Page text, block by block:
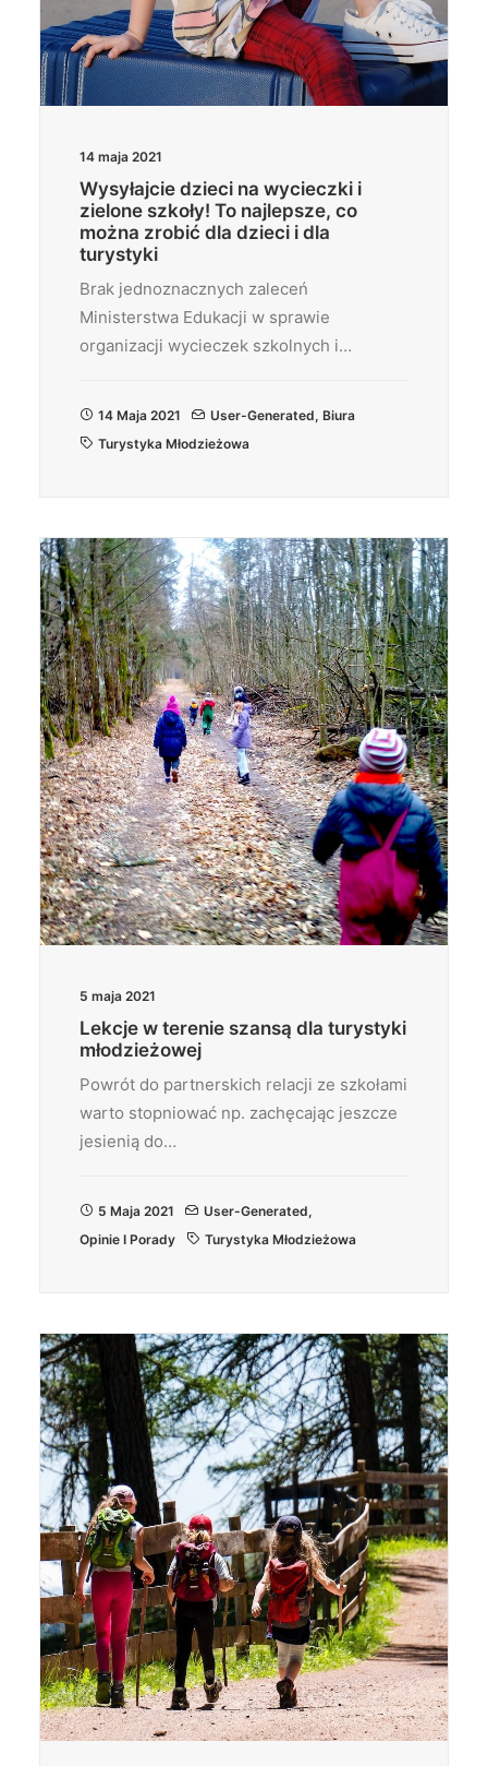
14 maja 2021
Wysyłajcie dzieci na wycieczki i
zielone szkoły! To najlepsze, co
można zrobić dla dzieci i dla
turystyki
Brak jednoznacznych zaleceń
Ministerstwa Edukacji w sprawie
organizacji wycieczek szkolnych i…
14 Maja 2021 User-Generated, Biura
Turystyka Młodzieżowa
5 maja 2021
Lekcje w terenie szansą dla turystyki
młodzieżowej
Powrót do partnerskich relacji ze szkołami
warto stopniować np. zachęcając jeszcze
jesienią do…
5 Maja 2021 User-Generated,
Opinie I Porady
Turystyka Młodzieżowa